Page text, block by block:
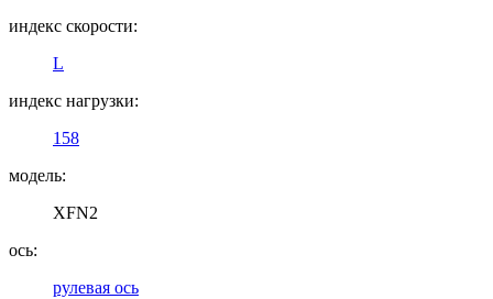
индекс скорости:
L
индекс нагрузки:
158
модель:
XFN2
ось:
рулевая ось